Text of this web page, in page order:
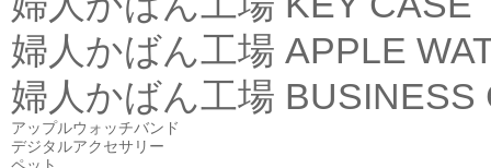
婦人かばん工場 APPLE
婦人かばん工場 BUSINESS
アップルウォッチバンド
デジタルアクセサリー